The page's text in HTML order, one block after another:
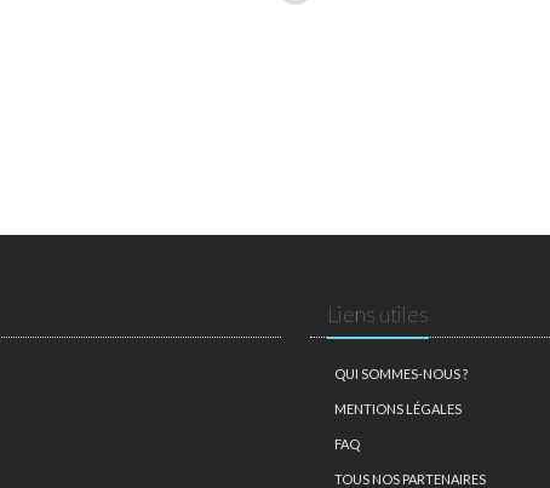
Liens utiles
QUI SOMMES-NOUS ?
MENTIONS LÉGALES
FAQ
TOUS NOS PARTENAIRES